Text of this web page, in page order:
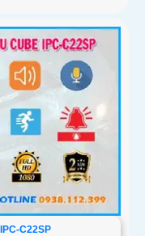
C22SP